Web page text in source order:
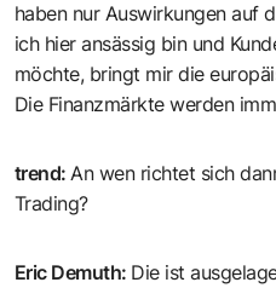
haben nur Auswirkungen auf
ich hier ansässig bin und
möchte, bringt mir die
Die Finanzmärkte werden
trend:An wen richtet sich
Trading?
Eric Demuth: Die ist